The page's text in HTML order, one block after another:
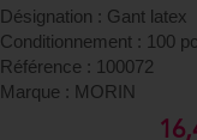
Désignation : Gant latex
Conditionnement : 100
Référence : 100072
Marque : MORIN